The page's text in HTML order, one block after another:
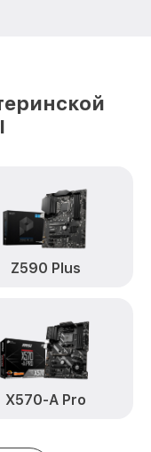
Z590 Plus
X570-A Pro